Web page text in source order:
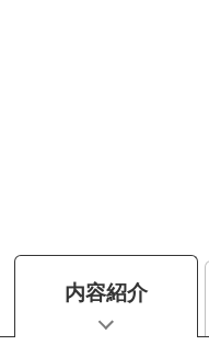
内容紹介